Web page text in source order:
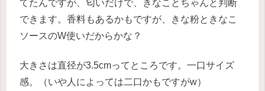
てたんですが、匂いだけで、きなことちゃんと判断
できます。香料もあるかもですが、きな粉ときなこ
ソースのW使いだからかな？
大きさは直径が3.5cmってところです。一口サイズ
感。（いや人によっては二口かもですがw）